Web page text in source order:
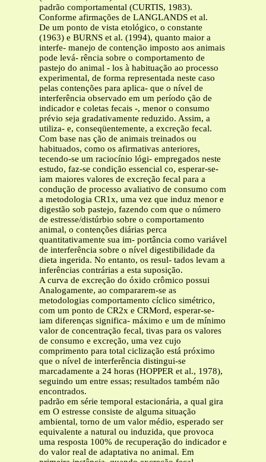
padrão comportamental (CURTIS, 1983).
Conforme afirmações de LANGLANDS et al.
De um ponto de vista etológico, o constante
(1963) e BURNS et al. (1994), quanto maior a
interfe- manejo de contenção imposto aos animais
pode levá- rência sobre o comportamento de
pastejo do animal - los à habituação ao processo
experimental, de forma representada neste caso
pelas contenções para aplica- que o nível de
interferência observado em um período ção de
indicador e coletas fecais -, menor o consumo
prévio seja gradativamente reduzido. Assim, a
utiliza- e, conseqüentemente, a excreção fecal.
Com base nas ção de animais treinados ou
habituados, como os afirmativas anteriores,
tecendo-se um raciocínio lógi- empregados neste
estudo, faz-se condição essencial co, esperar-se-
iam maiores valores de excreção fecal para a
condução de processo avaliativo de consumo com
a metodologia CR1x, uma vez que induz menor e
digestão sob pastejo, fazendo com que o número
de estresse/distúrbio sobre o comportamento
animal, o contenções diárias perca
quantitativamente sua im- portância como variável
de interferência sobre o nível digestibilidade da
dieta ingerida. No entanto, os resul- tados levam a
inferências contrárias a esta suposição.
A curva de excreção do óxido crômico possui
Analogamente, ao compararem-se as
metodologias comportamento cíclico simétrico,
com um ponto de CR2x e CRMord, esperar-se-
iam diferenças significa- máximo e um de mínimo
valor de concentração fecal, tivas para os valores
de consumo e excreção, uma vez cujo
comprimento para total ciclização está próximo
que o nível de interferência distingui-se
marcadamente a 24 horas (HOPPER et al., 1978),
seguindo um entre essas; resultados também não
encontrados.
padrão em série temporal estacionária, a qual gira
em O estresse consiste de alguma situação
ambiental, torno de um valor médio, esperado ser
equivalente a natural ou induzida, que provoca
uma resposta 100% de recuperação do indicador e
do valor real de adaptativa no animal. Em